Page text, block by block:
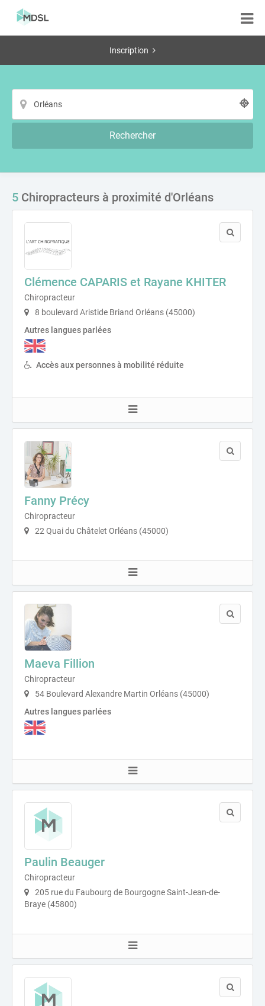
Inscription
Rechercher
5 Chiropracteurs à proximité d'Orléans
Clémence CAPARIS et Rayane KHITER
Chiropracteur
8 boulevard Aristide Briand Orléans (45000)
Autres langues parlées
Accès aux personnes à mobilité réduite
Fanny Précy
Chiropracteur
22 Quai du Châtelet Orléans (45000)
Maeva Fillion
Chiropracteur
54 Boulevard Alexandre Martin Orléans (45000)
Autres langues parlées
Paulin Beauger
Chiropracteur
205 rue du Faubourg de Bourgogne Saint-Jean-de-
Braye (45800)